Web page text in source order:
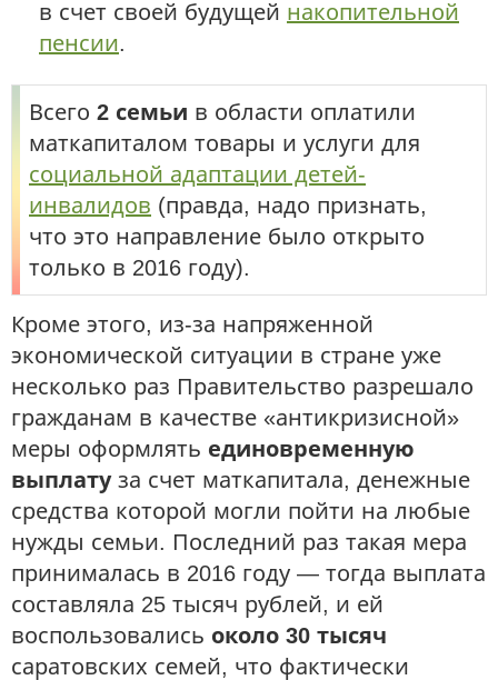
в счет своей будущей накопительной
пенсии.
Всего 2 семьи в области оплатили
маткапиталом товары и услуги для
социальной адаптации детей-
инвалидов (правда, надо признать,
что это направление было открыто
только в 2016 году).
Кроме этого, из-за напряженной
экономической ситуации в стране уже
несколько раз Правительство разрешало
гражданам в качестве «антикризисной»
меры оформлять единовременную
выплатуза счет маткапитала, денежные
средства которой могли пойти на любые
нужды семьи. Последний раз такая мера
принималась в 2016 году — тогда выплата
составляла 25 тысяч рублей, и ей
воспользовались около 30 тысяч
саратовских семей, что фактически